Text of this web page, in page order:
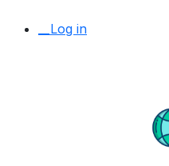
__Log in